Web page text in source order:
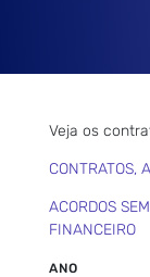
Veja os
CONTRATOS,
ACORDOS
FINANCEIRO
ANO